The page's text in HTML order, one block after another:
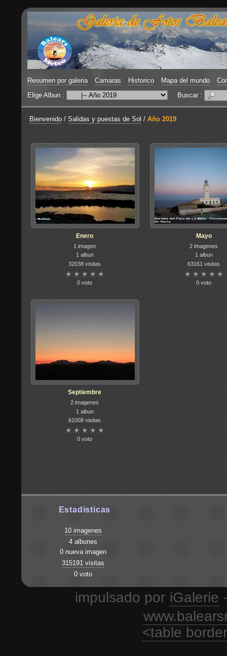
Resumen por galeria Camaras Historico Mapa del mundo
Elige Albun :
Buscar :
Bienvenido / Salidas y puestas de Sol / Año 2019
Enero
1 imagen
1 albun
32038 visitas
0 voto
Mayo
2 imagenes
1 albun
63161 visitas
0 voto
Septiembre
2 imagenes
1 albun
61008 visitas
0 voto
Estadisticas
10 imagenes
4 albunes
0 nueva imagen
315191 visitas
0 voto
impulsado por iGalerie
<table